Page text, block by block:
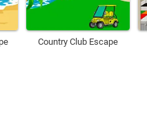
Country Club Escape